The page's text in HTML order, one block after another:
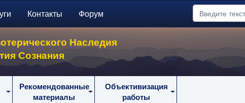
Контакты Форум
Наследия
Сознания
Рекомендованные
материалы
Объективизация
работы